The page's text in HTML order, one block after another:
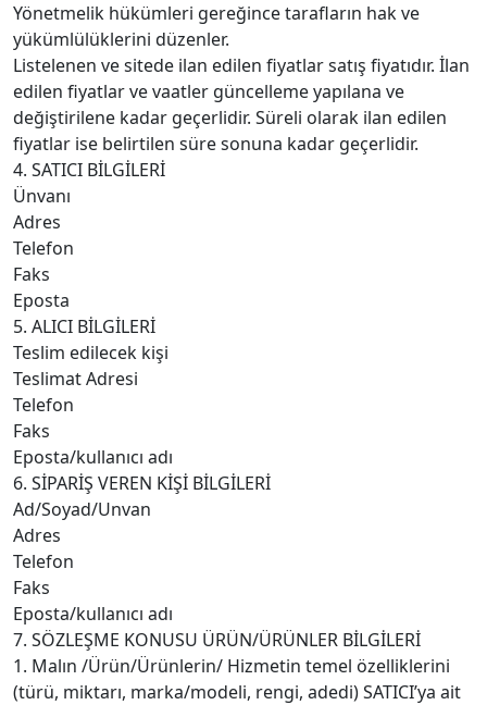
Yönetmelik hükümleri gereğince tarafların hak ve
yükümlülüklerini düzenler.
Listelenen ve sitede ilan edilen fiyatlar satış fiyatıdır. İlan
edilen fiyatlar ve vaatler güncelleme yapılana ve
değiştirilene kadar geçerlidir. Süreli olarak ilan edilen
fiyatlar ise belirtilen süre sonuna kadar geçerlidir.
4. SATICI BİLGİLERİ
Ünvanı
Adres
Telefon
Faks
Eposta
5. ALICI BİLGİLERİ
Teslim edilecek kişi
Teslimat Adresi
Telefon
Faks
Eposta/kullanıcı adı
6. SİPARİŞ VEREN KİŞİ BİLGİLERİ
Ad/Soyad/Unvan
Adres
Telefon
Faks
Eposta/kullanıcı adı
7. SÖZLEŞME KONUSU ÜRÜN/ÜRÜNLER BİLGİLERİ
1. Malın /Ürün/Ürünlerin/ Hizmetin temel özelliklerini
(türü, miktarı, marka/modeli, rengi, adedi) SATICI’ya ait